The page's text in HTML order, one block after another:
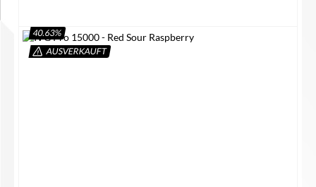
40.63%
AUSVERKAUFT